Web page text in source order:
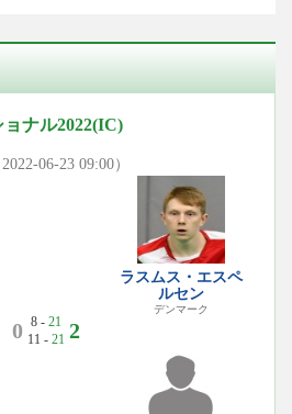
ナル2022(IC)
2022-06-23 09:00）
0 8 - 21
11 - 21 2
ラスムス・エスペ
ルセン
デンマーク